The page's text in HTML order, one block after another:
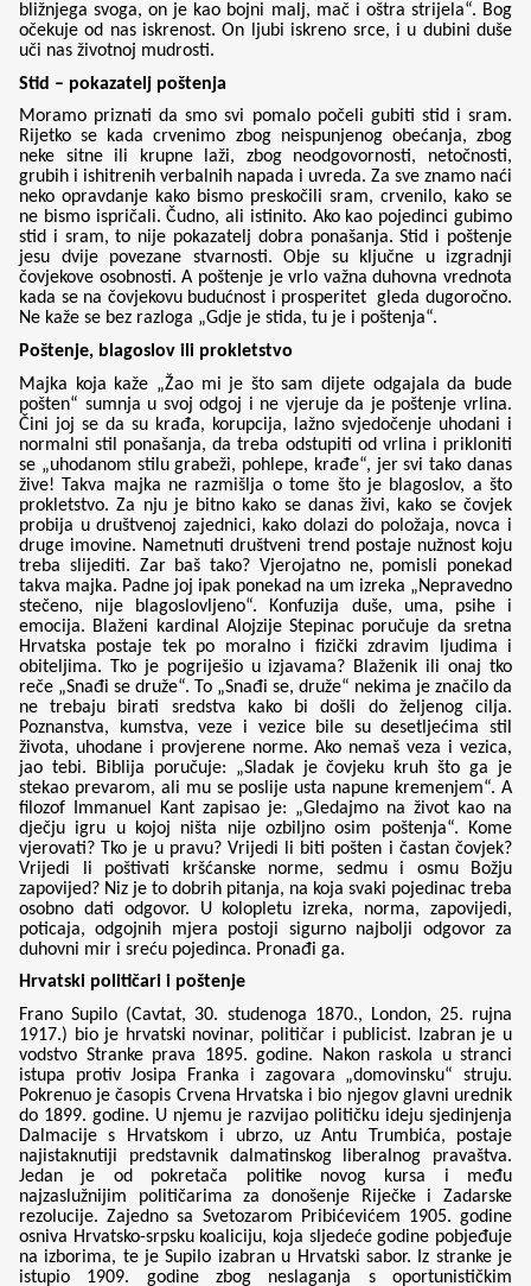
bližnjega svoga, on je kao bojni malj, mač i oštra strijela“. Bog
očekuje od nas iskrenost. On ljubi iskreno srce, i u dubini duše
uči nas životnoj mudrosti.
Stid – pokazatelj poštenja
Moramo priznati da smo svi pomalo počeli gubiti stid i sram.
Rijetko se kada crvenimo zbog neispunjenog obećanja, zbog
neke sitne ili krupne laži, zbog neodgovornosti, netočnosti,
grubih i ishitrenih verbalnih napada i uvreda. Za sve znamo naći
neko opravdanje kako bismo preskočili sram, crvenilo, kako se
ne bismo ispričali. Čudno, ali istinito. Ako kao pojedinci gubimo
stid i sram, to nije pokazatelj dobra ponašanja. Stid i poštenje
jesu dvije povezane stvarnosti. Obje su ključne u izgradnji
čovjekove osobnosti. A poštenje je vrlo važna duhovna vrednota
kada se na čovjekovu budućnost i prosperitet gleda dugoročno.
Ne kaže se bez razloga „Gdje je stida, tu je i poštenja“.
Poštenje, blagoslov ili prokletstvo
Majka koja kaže „Žao mi je što sam dijete odgajala da bude
pošten“ sumnja u svoj odgoj i ne vjeruje da je poštenje vrlina.
Čini joj se da su krađa, korupcija, lažno svjedočenje uhodani i
normalni stil ponašanja, da treba odstupiti od vrlina i prikloniti
se „uhodanom stilu grabeži, pohlepe, krađe“, jer svi tako danas
žive! Takva majka ne razmišlja o tome što je blagoslov, a što
prokletstvo. Za nju je bitno kako se danas živi, kako se čovjek
probija u društvenoj zajednici, kako dolazi do položaja, novca i
druge imovine. Nametnuti društveni trend postaje nužnost koju
treba slijediti. Zar baš tako? Vjerojatno ne, pomisli ponekad
takva majka. Padne joj ipak ponekad na um izreka „Nepravedno
stečeno, nije blagoslovljeno“. Konfuzija duše, uma, psihe i
emocija. Blaženi kardinal Alojzije Stepinac poručuje da sretna
Hrvatska postaje tek po moralno i fizički zdravim ljudima i
obiteljima. Tko je pogriješio u izjavama? Blaženik ili onaj tko
reče „Snađi se druže“. To „Snađi se, druže“ nekima je značilo da
ne trebaju birati sredstva kako bi došli do željenog cilja.
Poznanstva, kumstva, veze i vezice bile su desetljećima stil
života, uhodane i provjerene norme. Ako nemaš veza i vezica,
jao tebi. Biblija poručuje: „Sladak je čovjeku kruh što ga je
stekao prevarom, ali mu se poslije usta napune kremenjem“. A
filozof Immanuel Kant zapisao je: „Gledajmo na život kao na
dječju igru u kojoj ništa nije ozbiljno osim poštenja“. Kome
vjerovati? Tko je u pravu? Vrijedi li biti pošten i častan čovjek?
Vrijedi li poštivati kršćanske norme, sedmu i osmu Božju
zapovijed? Niz je to dobrih pitanja, na koja svaki pojedinac treba
osobno dati odgovor. U kolopletu izreka, norma, zapovijedi,
poticaja, odgojnih mjera postoji sigurno najbolji odgovor za
duhovni mir i sreću pojedinca. Pronađi ga.
Hrvatski političari i poštenje
Frano Supilo (Cavtat, 30. studenoga 1870., London, 25. rujna
1917.) bio je hrvatski novinar, političar i publicist. Izabran je u
vodstvo Stranke prava 1895. godine. Nakon raskola u stranci
istupa protiv Josipa Franka i zagovara „domovinsku“ struju.
Pokrenuo je časopis Crvena Hrvatska i bio njegov glavni urednik
do 1899. godine. U njemu je razvijao političku ideju sjedinjenja
Dalmacije s Hrvatskom i ubrzo, uz Antu Trumbića, postaje
najistaknutiji predstavnik dalmatinskog liberalnog pravaštva.
Jedan je od pokretača politike novog kursa i među
najzaslužnijim političarima za donošenje Riječke i Zadarske
rezolucije. Zajedno sa Svetozarom Pribićevićem 1905. godine
osniva Hrvatsko-srpsku koaliciju, koja sljedeće godine pobjeđuje
na izborima, te je Supilo izabran u Hrvatski sabor. Iz stranke je
istupio 1909. godine zbog neslaganja s oportunističkim